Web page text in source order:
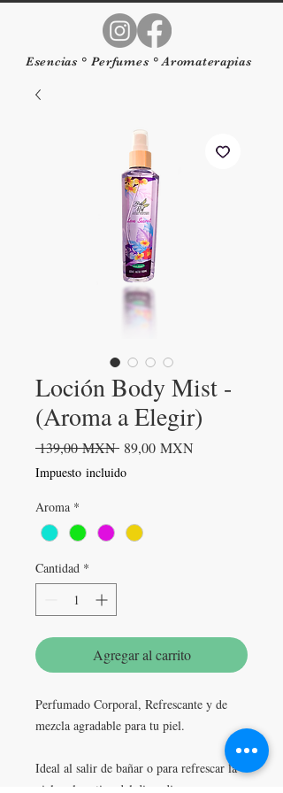
Esencias ° Perfumes ° Aromaterapias
Loción Body Mist -
(Aroma a Elegir)
139,00 MXN Precio
89,00 MXN
Impuesto incluido
Aroma *
Cantidad *
Agregar al carrito
Perfumado Corporal, Refrescante y de
mezcla agradable para tu piel.
Ideal al salir de bañar o para refrescar la
piel en la rutina del dia a dia.